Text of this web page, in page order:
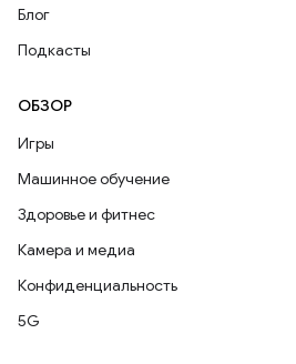
Блог
Подкасты
ОБЗОР
Игры
Машинное обучение
Здоровье и фитнес
Камера и медиа
Конфиденциальность
5G